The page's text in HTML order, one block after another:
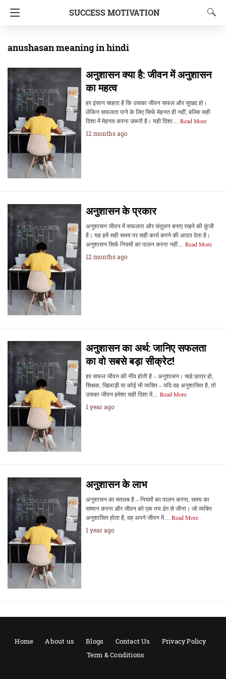
SUCCESS MOTIVATION
anushasan meaning in hindi
अनुशासन क्या है: जीवन में अनुशासन
का महत्व
हर इंसान चाहता है कि उसका जीवन सफल और सुखद हो।
लेकिन सफलता पाने के लिए सिर्फ मेहनत ही नहीं, बल्कि सही
दिशा में मेहनत करना ज़रूरी है। यही दिशा… Read More
12 months ago
अनुशासन के प्रकार
अनुशासन जीवन में सफलता और संतुलन बनाए रखने की कुंजी
है। यह हमें सही समय पर सही कार्य करने की आदत देता है।
अनुशासन सिर्फ नियमों का पालन करना नहीं… Read More
12 months ago
अनुशासन का अर्थ: जानिए सफलता
का वो सबसे बड़ा सीक्रेट!
हर सफल जीवन की नींव होती है – अनुशासन। चाहे छात्र हो,
शिक्षक, खिलाड़ी या कोई भी व्यक्ति – यदि वह अनुशासित है, तो
उसका जीवन हमेशा सही दिशा में… Read More
1 year ago
अनुशासन के लाभ
अनुशासन का मतलब है – नियमों का पालन करना, समय का
सम्मान करना और जीवन को एक तय ढंग से जीना। जो व्यक्ति
अनुशासित होता है, वह अपने जीवन में… Read More
1 year ago
Home About us Blogs Contact Us
Privacy Policy
Term & Conditions